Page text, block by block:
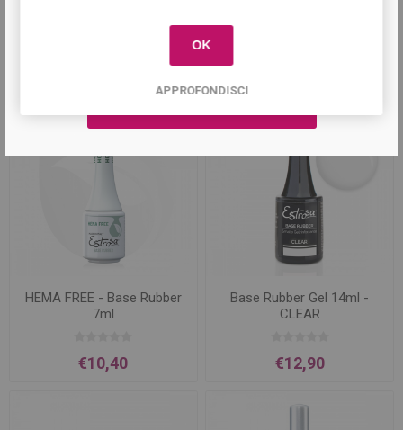
HEMA FREE - Base Rubber
7ml
€10,40
Base Rubber Gel 14ml -
CLEAR
€12,90
OK
APPROFONDISCI